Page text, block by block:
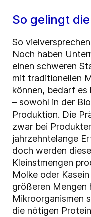
So gelingt
So
Noch haben
einen schweren
mit traditionellen
können, bedarf es
– sowohl in der
Produktion. Die
zwar bei
jahrzehntelange
doch werden
Kleinstmengen
Molke oder
größeren Mengen
Mikroorganismen
die nötigen